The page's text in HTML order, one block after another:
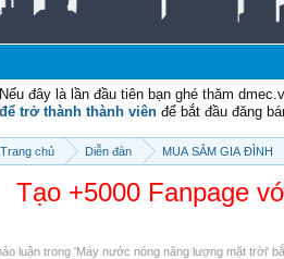
Nếu đây là lần đầu tiên bạn ghé thăm
để trở thành thành viên để bắt đầu đăng
Trang chủ Diễn đàn MUA SẮM GIA ĐÌNH
Tạo +5000 Fanpage
luận trong 'Máy nước nóng năng lượng mặt trời'